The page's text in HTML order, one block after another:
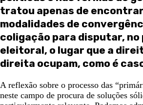
tratou apenas de
modalidades de
coligação para disputar, no
eleitoral, o lugar que a
direita ocupam, como é
A reflexão sobre o processo das
neste campo de procura de soluções